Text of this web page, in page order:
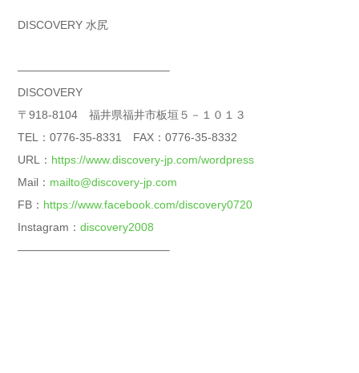
DISCOVERY 水尻
—————————————–
DISCOVERY
〒918-8104 福井県福井市板垣５－１０１３
TEL：0776-35-8331 FAX：0776-35-8332
URL： https://www.discovery-jp.com/wordpress
Mail： mailto@discovery-jp.com
FB： https://www.facebook.com/discovery0720
Instagram： discovery2008
—————————————–